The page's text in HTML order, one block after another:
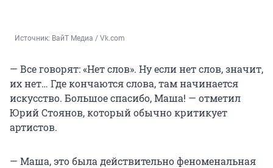
Источник: ВайТ Медиа / Vk.com
— Все говорят: «Нет слов». Ну если нет слов, значит,
их нет… Где кончаются слова, там начинается
искусство. Большое спасибо, Маша! — отметил
Юрий Стоянов, который обычно критикует
артистов.
— Маша, это была действительно феноменальная